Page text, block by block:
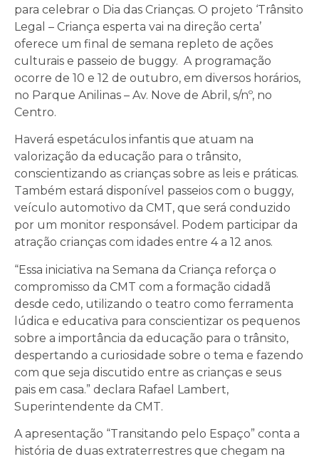
para celebrar o Dia das Crianças. O projeto ‘Trânsito
Legal – Criança esperta vai na direção certa’
oferece um final de semana repleto de ações
culturais e passeio de buggy. A programação
ocorre de 10 e 12 de outubro, em diversos horários,
no Parque Anilinas – Av. Nove de Abril, s/nº, no
Centro.
Haverá espetáculos infantis que atuam na
valorização da educação para o trânsito,
conscientizando as crianças sobre as leis e práticas.
Também estará disponível passeios com o buggy,
veículo automotivo da CMT, que será conduzido
por um monitor responsável. Podem participar da
atração crianças com idades entre 4 a 12 anos.
“Essa iniciativa na Semana da Criança reforça o
compromisso da CMT com a formação cidadã
desde cedo, utilizando o teatro como ferramenta
lúdica e educativa para conscientizar os pequenos
sobre a importância da educação para o trânsito,
despertando a curiosidade sobre o tema e fazendo
com que seja discutido entre as crianças e seus
pais em casa.” declara Rafael Lambert,
Superintendente da CMT.
A apresentação “Transitando pelo Espaço” conta a
história de duas extraterrestres que chegam na